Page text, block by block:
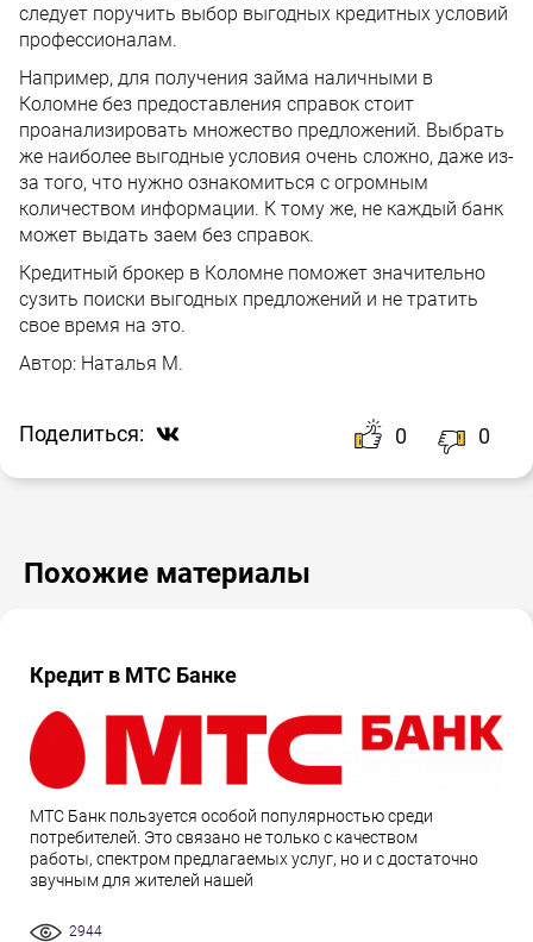
следует поручить выбор выгодных кредитных условий
профессионалам.
Например, для получения займа наличными в
Коломне без предоставления справок стоит
проанализировать множество предложений. Выбрать
же наиболее выгодные условия очень сложно, даже из-
за того, что нужно ознакомиться с огромным
количеством информации. К тому же, не каждый банк
может выдать заем без справок.
Кредитный брокер в Коломне поможет значительно
сузить поиски выгодных предложений и не тратить
свое время на это.
Автор: Наталья М.
Поделиться: 0 0
Похожие материалы
Кредит в МТС Банке
МТС Банк пользуется особой популярностью среди
потребителей. Это связано не только с качеством
работы, спектром предлагаемых услуг, но и с достаточно
звучным для жителей нашей
2944